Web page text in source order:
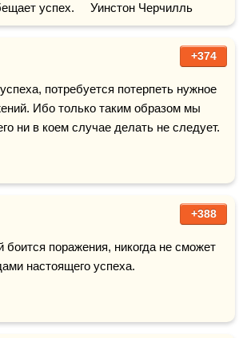
успех.     Уинстон Черчилль
+374
потребуется потерпеть нужное
Ибо только таким образом мы
ни в коем случае делать не следует.
+388
боится поражения, никогда не сможет
настоящего успеха.